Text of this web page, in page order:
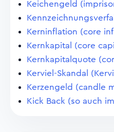
Keichengeld
Kerninflation (core
Kernkapital (core
Kernkapitalquote
Kerviel-Skandal
Kerzengeld (candle
Kick Back (so auch